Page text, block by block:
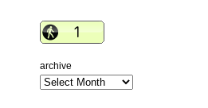
archive